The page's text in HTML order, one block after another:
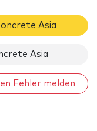
Asia
Asia
Fehler melden